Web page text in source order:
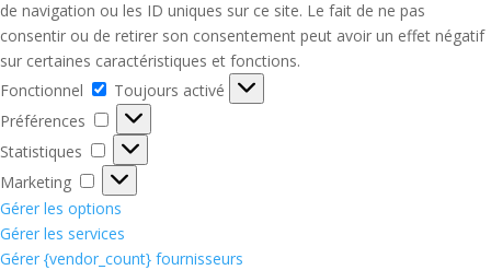
de navigation ou les ID uniques sur ce site. Le fait de ne pas
consentir ou de retirer son consentement peut avoir un effet négatif
sur certaines caractéristiques et fonctions.
Fonctionnel
Fonctionnel
Toujours activé
Préférences
Préférences
Statistiques
Statistiques
Marketing
Marketing
Gérer les options
Gérer les services
Gérer {vendor_count} fournisseurs